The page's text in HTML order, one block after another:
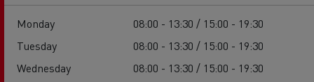
Monday
08:00 - 13:30 / 15:00 - 19:30
Tuesday
08:00 - 13:30 / 15:00 - 19:30
Wednesday
08:00 - 13:30 / 15:00 - 19:30